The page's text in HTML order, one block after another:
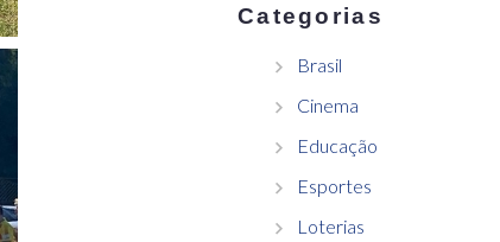
Categorias
Brasil
Cinema
Educação
Esportes
Loterias